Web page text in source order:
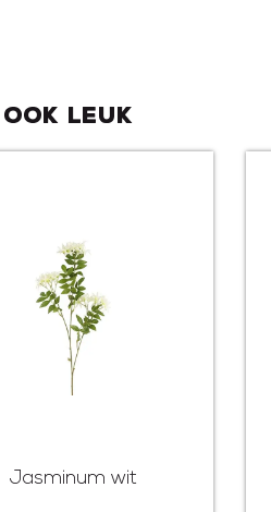
ook leuk
Jasminum wit